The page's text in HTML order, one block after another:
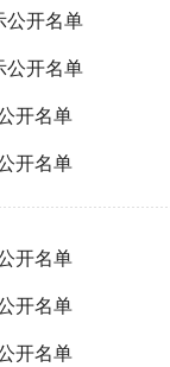
公开名单
公开名单
开名单
开名单
开名单
开名单
开名单